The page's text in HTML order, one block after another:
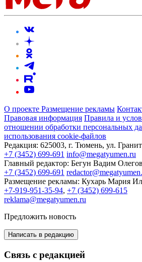
О проекте Размещение рекламы
Правовая информация Правила и
отношении обработки персональных
использования cookie-файлов
Редакция: 625003, г. Тюмень, ул.
+7 (3452) 699-691 info@megatyumen.ru
Главный редактор: Бегун Вадим
+7 (3452) 699-691
Размещение рекламы: Кухарь Мария
+7-919-951-35-94, +7 (3452) 699-615
reklama@megatyumen.ru
Предложить новость
Написать в редакцию
Связь с редакцией